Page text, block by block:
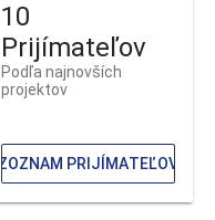
10
Prijímateľov
Podľa najnovších
projektov
ZOZNAM PRIJÍMATEĽOV